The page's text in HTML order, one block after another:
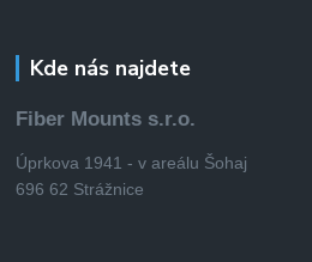
Kde nás najdete
Fiber Mounts s.r.o.
Úprkova 1941 - v areálu Šohaj
696 62 Strážnice